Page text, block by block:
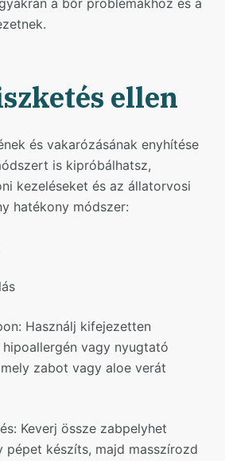
a bőr problémákhoz és a
ellen
és vakarózásának enyhítése
is kipróbálhatsz,
kezeléseket és az állatorvosi
hatékony módszer:
Használj kifejezetten
vagy nyugtató
zabot vagy aloe verát
Keverj össze zabpelyhet
pépet készíts, majd masszírozd